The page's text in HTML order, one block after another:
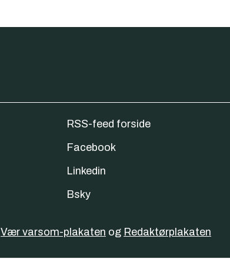
RSS-feed forside
Facebook
Linkedin
Bsky
Vær varsom-plakaten og Redaktørplakaten